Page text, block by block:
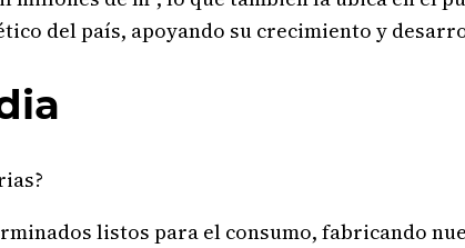
del país, apoyando su crecimiento y
listos para el consumo, fabricando